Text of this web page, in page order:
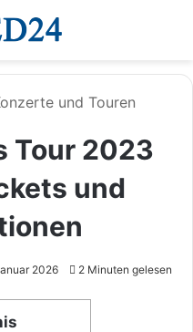
und Touren
Tour 2023
und
2026 2 Minuten gelesen